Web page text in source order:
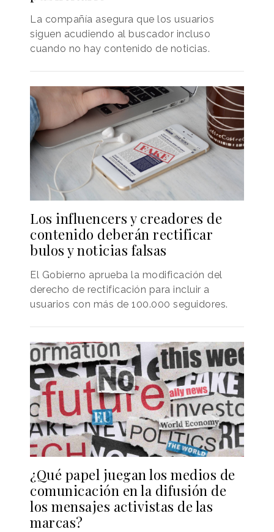
La compañía asegura que los usuarios
siguen acudiendo al buscador incluso
cuando no hay contenido de noticias.
Los influencers y creadores de
contenido deberán rectificar
bulos y noticias falsas
El Gobierno aprueba la modificación del
derecho de rectificación para incluir a
usuarios con más de 100.000 seguidores.
¿Qué papel juegan los medios de
comunicación en la difusión de
los mensajes activistas de las
marcas?